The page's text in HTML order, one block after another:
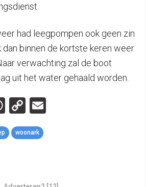
had leegpompen ook geen zin
dan binnen de kortste keren weer
verwachting zal de boot
uit het water gehaald worden.
WhatsApp
Copy
Link
woonark